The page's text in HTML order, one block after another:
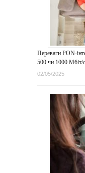
Переваги PON-
500 чи 1000 Мбіт/с
02/05/2025